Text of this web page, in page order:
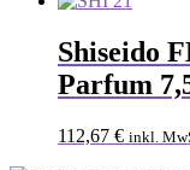
Shiseido
Parfum
112,67 € inkl.